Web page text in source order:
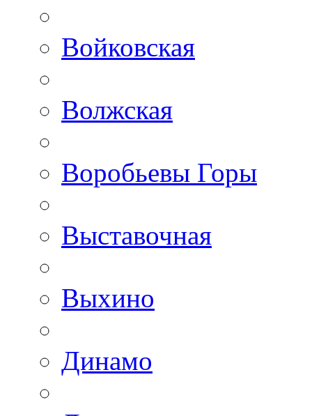
Войковская
Волжская
Воробьевы Горы
Выставочная
Выхино
Динамо